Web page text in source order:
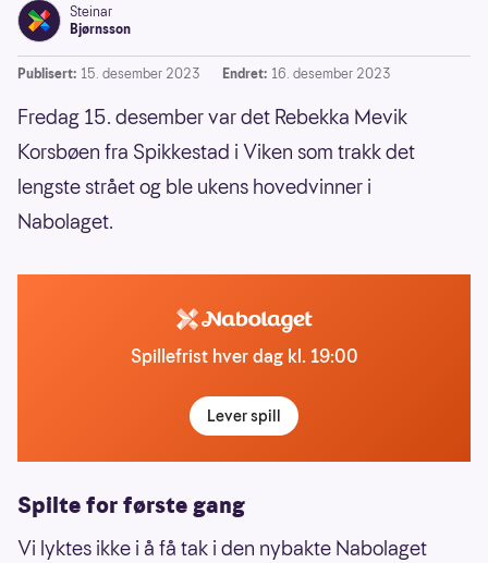
Steinar
Bjørnsson
Publisert: 15. desember 2023 Endret: 16. desember 2023
Fredag 15. desember var det Rebekka Mevik
Korsbøen fra Spikkestad i Viken som trakk det
lengste strået og ble ukens hovedvinner i
Nabolaget.
Spillefrist hver dag kl. 19:00
Lever spill
Spilte for første gang
Vi lyktes ikke i å få tak i den nybakte Nabolaget